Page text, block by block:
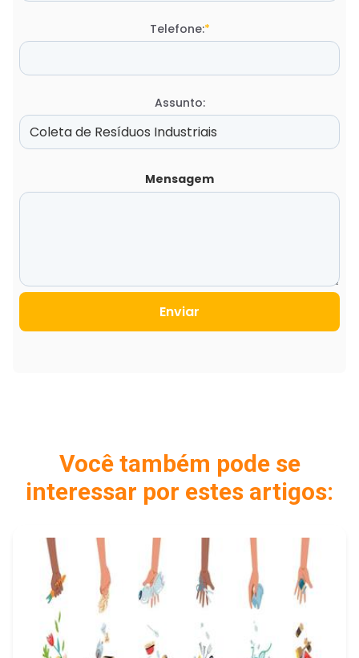
Telefone:*
Assunto:
Mensagem
Enviar
Você também pode se
interessar por estes artigos: